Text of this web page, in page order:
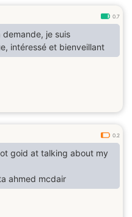
0.7
demande, je suis
intéressé et bienveillant
0.2
goid at talking about my
ahmed mcdair